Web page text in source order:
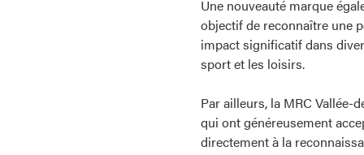
Une nouveauté marque
objectif de reconnaître une
impact significatif dans
sport et les loisirs.
Par ailleurs, la MRC
qui ont généreusement
directement à la